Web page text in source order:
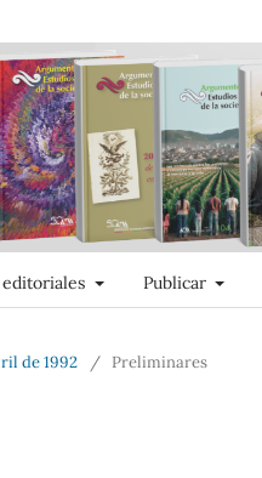
Publicar
de 1992 / Preliminares